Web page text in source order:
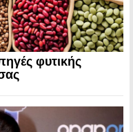
φυτικής